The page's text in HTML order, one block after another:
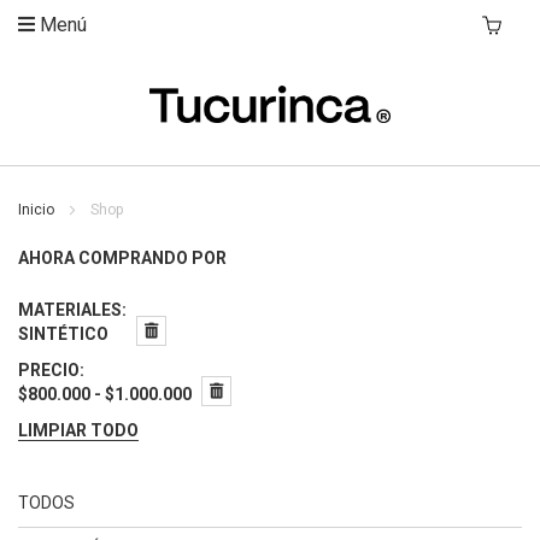
Menú Mi
Inicio Shop
AHORA COMPRANDO POR
MATERIALES
SINTÉTICO
PRECIO
$800.000 - $1.000.000
LIMPIAR TODO
TODOS